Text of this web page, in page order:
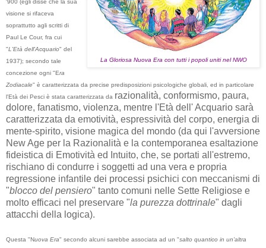
La Gloriosa Nuova Era con tutti i popoli uniti nel NWO
'900 (egli disse che la sua
visione si rifaceva
soprattutto agli scritti di
Paul Le Cour, fra cui
"L'Età dell'Acquario" del
1937); secondo tale
concezione ogni "Era
Zodiacale" è caratterizzata da precise predisposizioni psicologiche globali, ed in particolare
l'Età dei Pesci è stata caratterizzata da razionalità, conformismo, paura,
dolore, fanatismo, violenza, mentre l'Età dell' Acquario sarà
caratterizzata da emotività, espressività del corpo, energia di
mente-spirito, visione magica del mondo (da qui l'avversione
New Age per la Razionalità e la contemporanea esaltazione
fideistica di Emotività ed Intuito, che, se portati all'estremo,
rischiano di condurre i soggetti ad una vera e propria
regressione infantile dei processi psichici con meccanismi di
"blocco del pensiero" tanto comuni nelle Sette Religiose e
molto efficaci nel preservare "la purezza dottrinale" dagli
attacchi della logica).
Questa "Nuova Era" secondo alcuni sarebbe associata ad un "salto quantico in un'altra